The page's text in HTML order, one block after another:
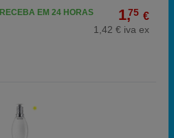
1,75 €
1,42 € iva ex
RECEBA EM 24 HORAS